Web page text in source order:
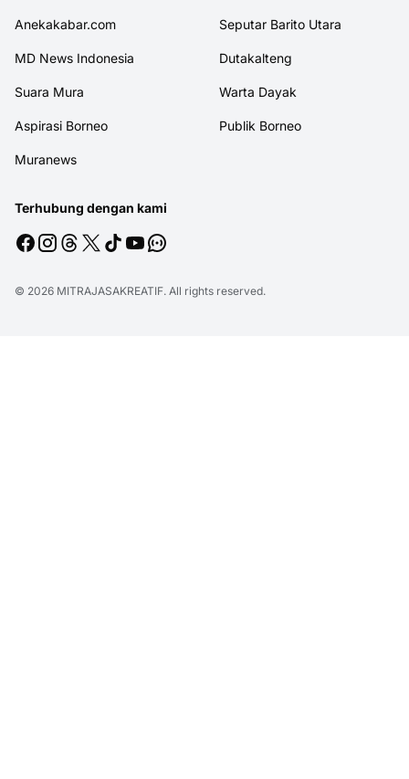
Anekakabar.com Seputar Barito Utara
MD News Indonesia Dutakalteng
Suara Mura Warta Dayak
Aspirasi Borneo Publik Borneo
Muranews
Terhubung dengan kami
© 2026 MITRAJASAKREATIF. All rights reserved.